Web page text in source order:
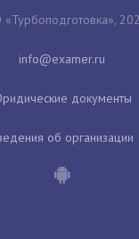
документы
об организации